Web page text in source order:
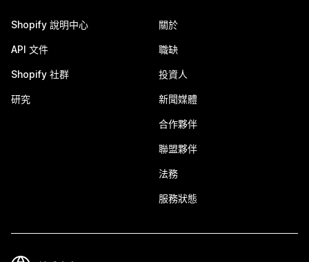
Shopify 說明中心
API 文件
Shopify 社群
研究
關於
職缺
投資人
新聞媒體
合作夥伴
聯盟夥伴
法務
服務狀態